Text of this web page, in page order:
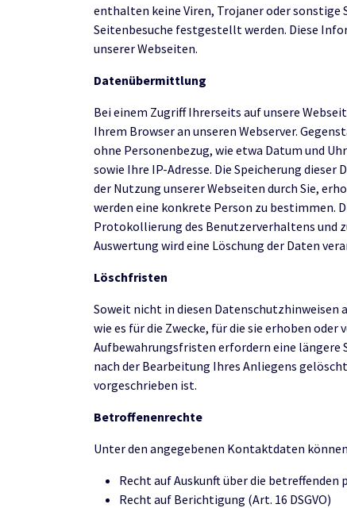
enthalten keine Viren, Trojaner oder sonstige
Seitenbesuche festgestellt werden. Diese
unserer Webseiten.
Datenübermittlung
Bei einem Zugriff Ihrerseits auf unsere
Ihrem Browser an unseren Webserver.
ohne Personenbezug, wie etwa Datum und
sowie Ihre IP-Adresse. Die Speicherung
der Nutzung unserer Webseiten durch Sie,
werden eine konkrete Person zu bestimmen.
Protokollierung des Benutzerverhaltens und
Auswertung wird eine Löschung der Daten
Löschfristen
Soweit nicht in diesen Datenschutzhinweisen
wie es für die Zwecke, für die sie erhoben
Aufbewahrungsfristen erfordern eine längere
nach der Bearbeitung Ihres Anliegens
vorgeschrieben ist.
Betroffenenrechte
Unter den angegebenen Kontaktdaten
Recht auf Auskunft über die betreffenden
Recht auf Berichtigung (Art. 16 DSGVO)